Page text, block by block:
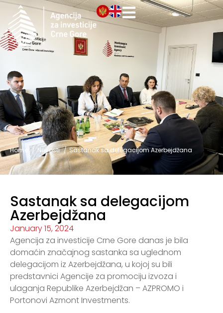
Home Novosti Sastanak sa delegacijom Azerbejdžana
Sastanak sa delegacijom
Azerbejdžana
January 15, 2024
Agencija za investicije Crne Gore danas je bila
domaćin značajnog sastanka sa uglednom
delegacijom iz Azerbejdžana, u kojoj su bili
predstavnici Agencije za promociju izvoza i
ulaganja Republike Azerbejdžan – AZPROMO i
Portonovi Azmont Investments.